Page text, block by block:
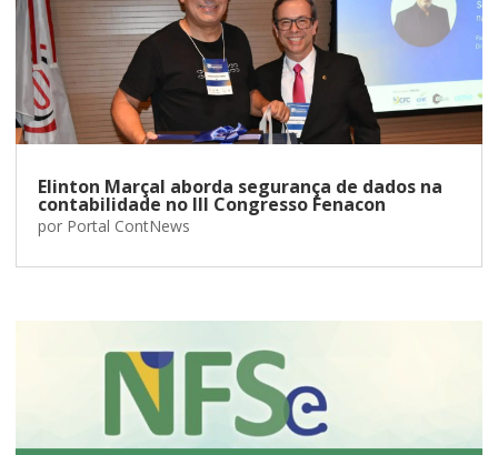
Elinton Marçal aborda segurança de dados na
contabilidade no III Congresso Fenacon
por Portal ContNews